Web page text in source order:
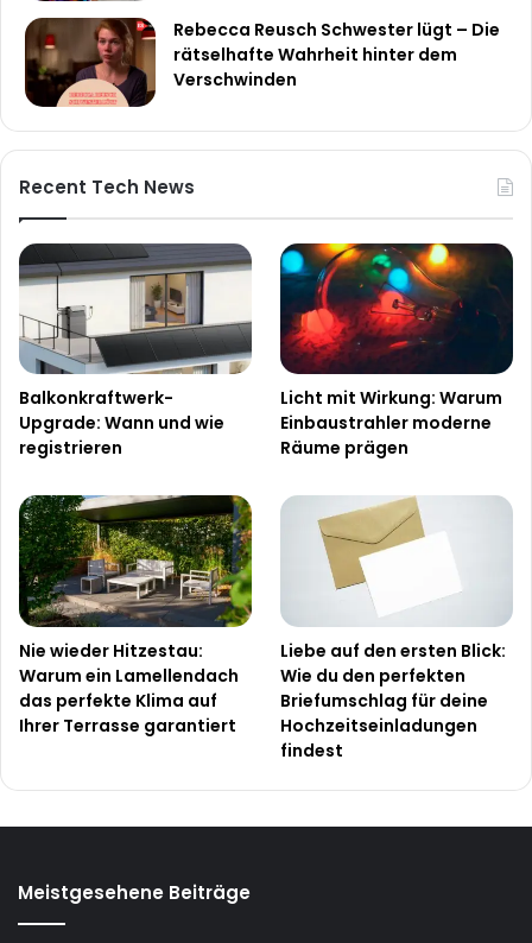
Rebecca Reusch Schwester lügt – Die
rätselhafte Wahrheit hinter dem
Verschwinden
Recent Tech News
Balkonkraftwerk-
Upgrade: Wann und wie
registrieren
Licht mit Wirkung: Warum
Einbaustrahler moderne
Räume prägen
Nie wieder Hitzestau:
Warum ein Lamellendach
das perfekte Klima auf
Ihrer Terrasse garantiert
Liebe auf den ersten Blick:
Wie du den perfekten
Briefumschlag für deine
Hochzeitseinladungen
findest
Meistgesehene Beiträge